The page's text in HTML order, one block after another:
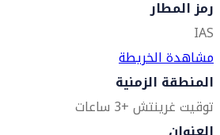
رمز المطار
IAS
مشاهدة الخريطة
المنطقة الزمنية
توقيت غرينتش +3 ساعات